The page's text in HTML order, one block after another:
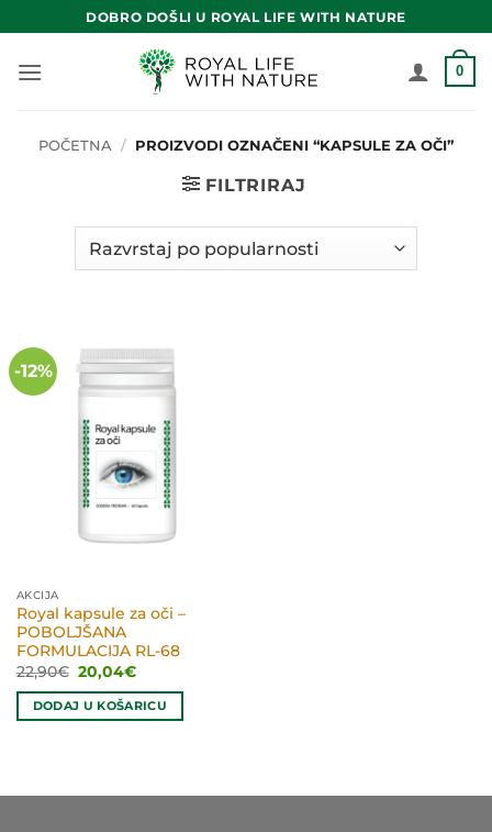
to
content
DOBRO DOŠLI U ROYAL LIFE WITH NATURE
0
POČETNA / PROIZVODI OZNAČENI “KAPSULE ZA OČI”
FILTRIRAJ
-12%
AKCIJA
Royal kapsule za oči –
POBOLJŠANA
FORMULACIJA RL-68
22,90€ Izvorna
cijena
bila
je:
20,04€Trenutna
je:
20,04€.
DODAJ U KOŠARICU